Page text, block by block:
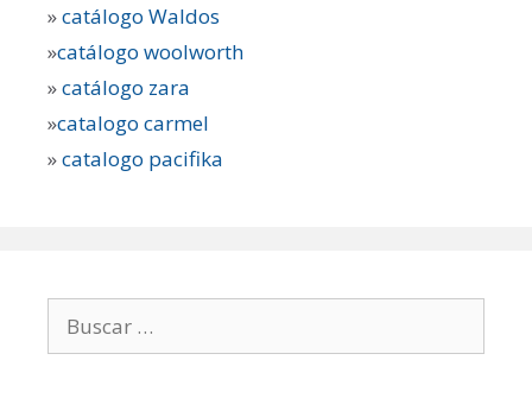
»catálogo Waldos
»catálogo woolworth
»catálogo zara
»catalogo carmel
»catalogo pacifika